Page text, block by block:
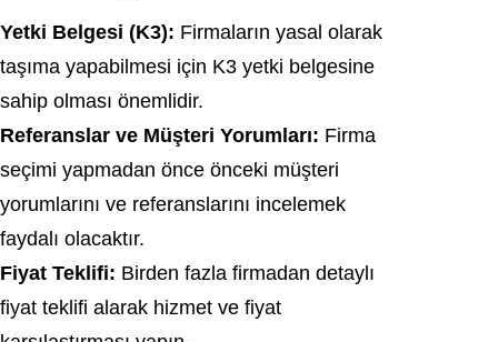
Yetki Belgesi (K3): Firmaların yasal olarak
taşıma yapabilmesi için K3 yetki belgesine
sahip olması önemlidir.
Referanslar ve Müşteri Yorumları: Firma
seçimi yapmadan önce önceki müşteri
yorumlarını ve referanslarını incelemek
faydalı olacaktır.
Fiyat Teklifi: Birden fazla firmadan detaylı
fiyat teklifi alarak hizmet ve fiyat